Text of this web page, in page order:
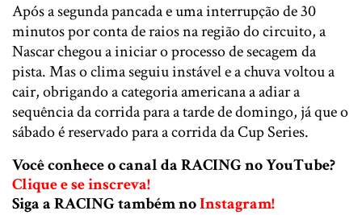
Após a segunda pancada e uma interrupção de 30
minutos por conta de raios na região do circuito, a
Nascar chegou a iniciar o processo de secagem da
pista. Mas o clima seguiu instável e a chuva voltou a
cair, obrigando a categoria americana a adiar a
sequência da corrida para a tarde de domingo, já que o
sábado é reservado para a corrida da Cup Series.
Você conhece o canal da RACING no YouTube?
Clique e se inscreva!
Siga a RACING também noInstagram!